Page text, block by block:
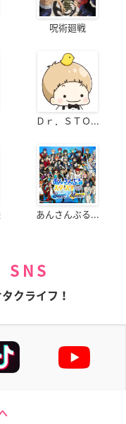
呪術廻戦
Ｄｒ．ＳＴＯ...
あんさんぶる...
SNS
クライフ！